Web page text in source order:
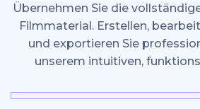
Übernehmen Sie die
Filmmaterial. Erstellen,
und exportieren Sie
unserem intuitiven,